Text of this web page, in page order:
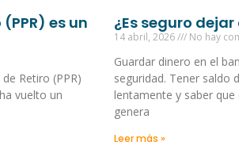
es un
Retiro (PPR)
vuelto un
¿Es seguro
14 abril, 2026 No hay
Guardar dinero en el
seguridad. Tener saldo
lentamente y saber que
genera
Leer más »